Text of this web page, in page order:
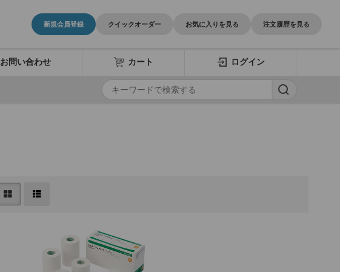
新規会員登録
クイックオーダー お気に入りを見る 注文履歴を見る
お問い合わせ カート ログイン